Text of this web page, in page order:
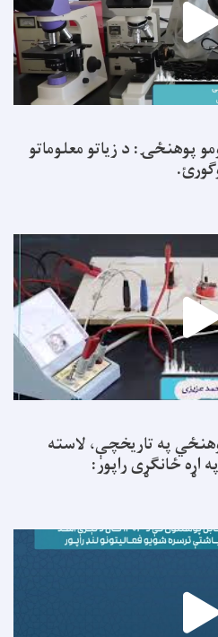
پوهنځۍ: د زیاتو معلوماتو
په تاریخچې، لاسته
اړه ځانګړی راپور: